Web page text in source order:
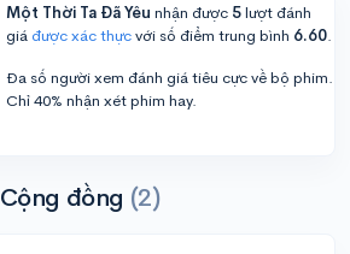
Một Thời Ta Đã Yêu nhận được 5lượt đánh
giá được xác thựcvới số điểm trung bình 6.60.
Đa số người xem đánh giá tiêu cực về bộ phim.
Chỉ 40% nhận xét phim hay.
Cộng đồng (2)